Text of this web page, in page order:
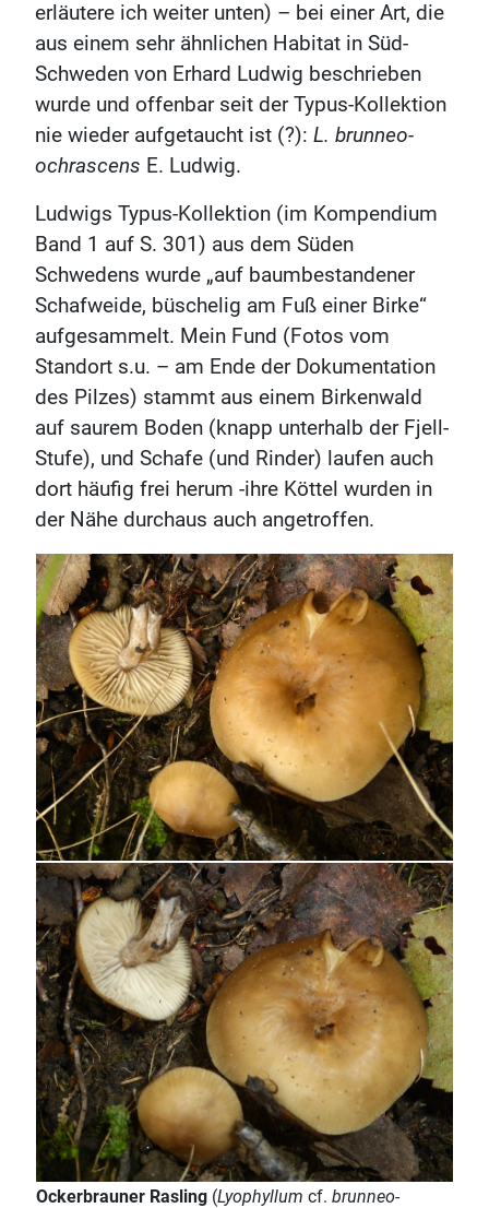
erläutere ich weiter unten) – bei einer Art, die
aus einem sehr ähnlichen Habitat in Süd-
Schweden von Erhard Ludwig beschrieben
wurde und offenbar seit der Typus-Kollektion
nie wieder aufgetaucht ist (?): L. brunneo-
ochrascens E. Ludwig.
Ludwigs Typus-Kollektion (im Kompendium
Band 1 auf S. 301) aus dem Süden
Schwedens wurde „auf baumbestandener
Schafweide, büschelig am Fuß einer Birke“
aufgesammelt. Mein Fund (Fotos vom
Standort s.u. – am Ende der Dokumentation
des Pilzes) stammt aus einem Birkenwald
auf saurem Boden (knapp unterhalb der Fjell-
Stufe), und Schafe (und Rinder) laufen auch
dort häufig frei herum -ihre Köttel wurden in
der Nähe durchaus auch angetroffen.
Ockerbrauner Rasling (Lyophyllum cf. brunneo-